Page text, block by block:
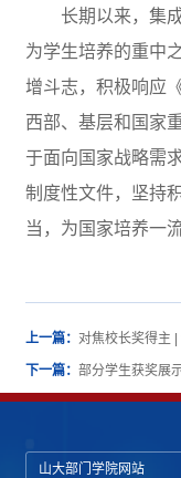
长期以来，集
为学生培养的重中
增斗志，积极响应
西部、基层和国家
于面向国家战略需
制度性文件，坚持
当，为国家培养一
上一篇： 对焦校长奖得主
下一篇： 部分学生获奖展
山大部门学院网站